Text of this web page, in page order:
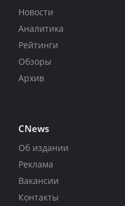
Новости
Аналитика
Рейтинги
Обзоры
Архив
CNews
Об издании
Реклама
Вакансии
Контакты